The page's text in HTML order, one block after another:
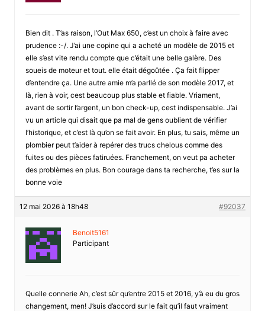
Bien dit . T’as raison, l’Out Max 650, c’est un choix à faire avec
prudence :-/. J’ai une copine qui a acheté un modèle de 2015 et
elle s’est vite rendu compte que c’était une belle galère. Des
soueis de moteur et tout. elle était dégoûtée . Ça fait flipper
d’entendre ça. Une autre amie m’a parllé de son modèle 2017, et
là, rien à voir, cest beaucoup plus stable et fiable. Vriament,
avant de sortir l’argent, un bon check-up, cest indispensable. J’ai
vu un article qui disait que pa mal de gens oublient de vérifier
l’historique, et c’est là qu’on se fait avoir. En plus, tu sais, même un
plombier peut t’aider à repérer des trucs chelous comme des
fuites ou des pièces fatiruées. Franchement, on veut pa acheter
des problèmes en plus. Bon courage dans ta recherche, t’es sur la
bonne voie
12 mai 2026 à 18h48 #92037
Benoit5161
Participant
Quelle connerie Ah, c’est sûr qu’entre 2015 et 2016, y’à eu du gros
changement, men! J’suis d’accord sur le fait qu’il faut vraiment